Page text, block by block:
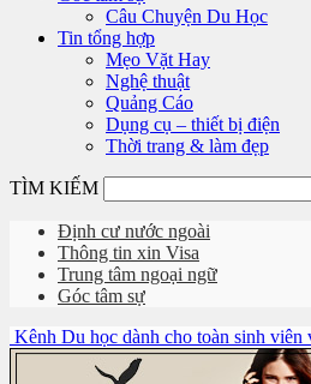
Câu Chuyện Du Học
Tin tổng hợp
Mẹo Vặt Hay
Nghệ thuật
Quảng Cáo
Dụng cụ – thiết bị điện
Thời trang & làm đẹp
TÌM KIẾM
Định cư nước ngoài
Thông tin xin Visa
Trung tâm ngoại ngữ
Góc tâm sự
Kênh Du học dành cho toàn sinh viên